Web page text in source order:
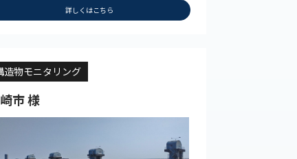
詳しくはこちら
造物モニタリング
市 様